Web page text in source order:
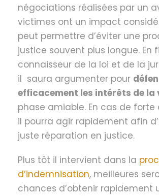
négociations réalisées par un
victimes ont un impact
peut permettre d’éviter une
justice souvent plus longue. En
connaisseur de la loi et de la
il saura argumenter pour
efficacement les intérêts de la
phase amiable. En cas de forte
il pourra agir rapidement afin
juste réparation en justice.
Plus tôt il intervient dans la
d’indemnisation, meilleures
chances d’obtenir rapidement